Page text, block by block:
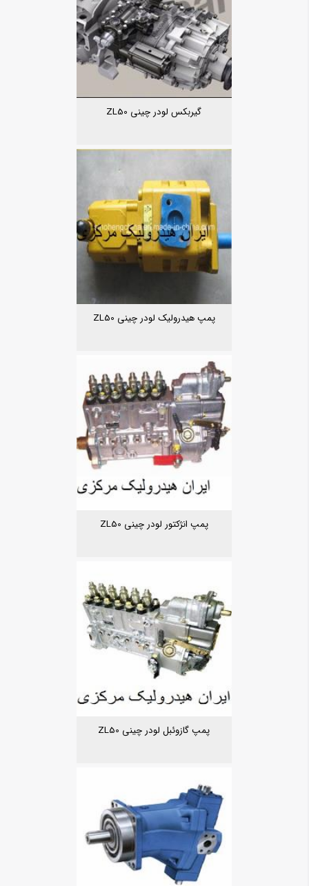
گیربکس لودر چینی ZL50
پمپ هیدرولیک لودر چینی ZL50
پمپ انژکتور لودر چینی ZL50
پمپ گازوئبل لودر چینی ZL50